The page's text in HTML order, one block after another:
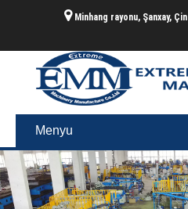
Minhang rayonu, Şanxay, Çin
Menyu